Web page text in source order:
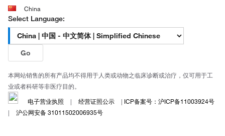
China
Select Language:
Go
本网站销售的所有产品均不得用于人类或动物之临床诊断或治疗，仅可用于工
业或者科研等非医疗目的。
电子营业执照
| 经营证照公示 | ICP备案号：沪ICP备11003924号
|
沪公网安备 31011502006935号